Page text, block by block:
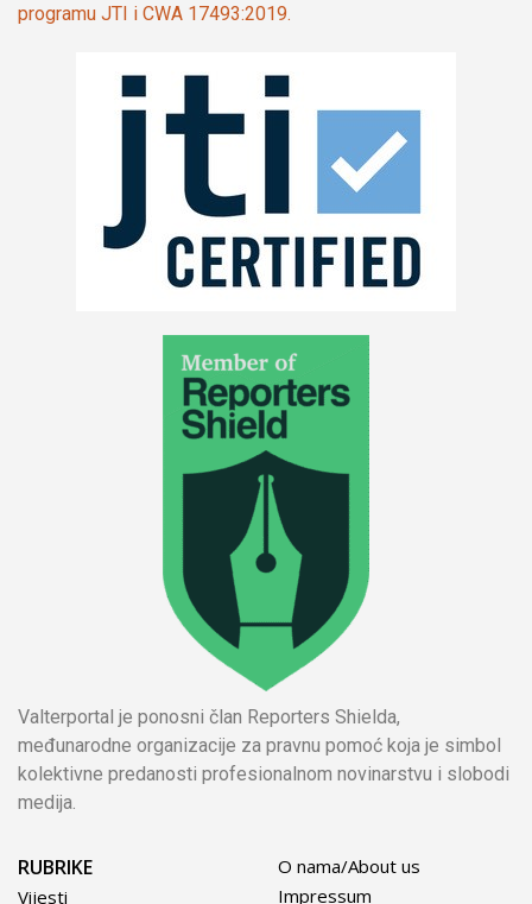
programu JTI i CWA 17493:2019.
Valterportal je ponosni član Reporters Shielda,
međunarodne organizacije za pravnu pomoć koja je simbol
kolektivne predanosti profesionalnom novinarstvu i slobodi
medija.
RUBRIKE
Vijesti
O nama/About us
Impressum